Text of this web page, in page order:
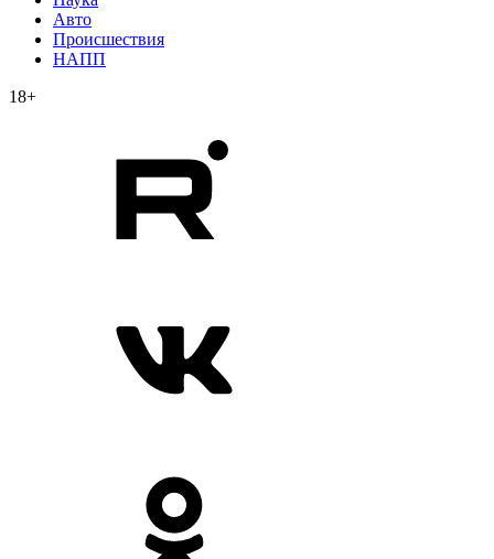
Авто
Происшествия
НАПП
18+